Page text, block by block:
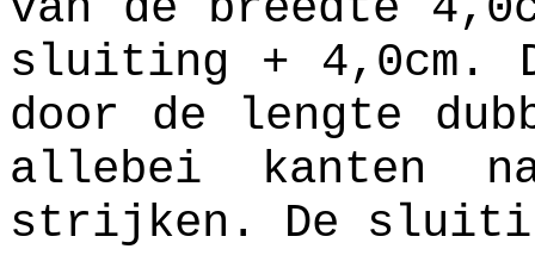
sluiting + 4,0cm.
door de lengte
allebei kanten
strijken. De